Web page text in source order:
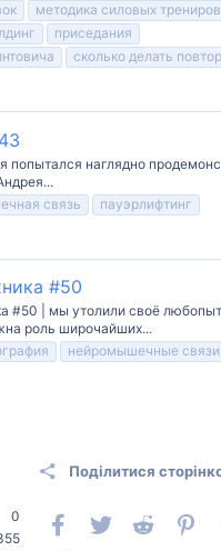
методика силовых
приседания
сколько делать
наглядно
связь
пауэрлифтинг
#50
#50 | мы утолили своё
роль широчайших...
нейромышечные связи
0
Поділитися
FacebookTwitter Reddit